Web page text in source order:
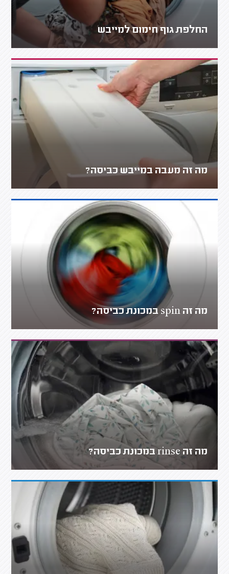
החלפת גוף חימום למייבש
מה זה מעבה במייבש כביסה?
מה זה spin במכונת כביסה?
מה זה rinse במכונת כביסה?